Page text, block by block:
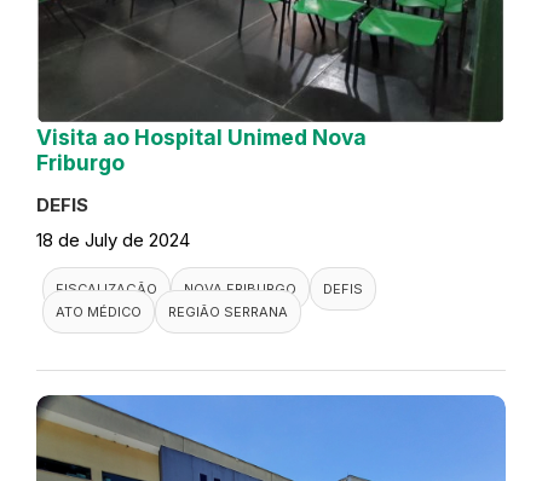
Visita ao Hospital Unimed Nova
Friburgo
DEFIS
18 de July de 2024
FISCALIZAÇÃO NOVA FRIBURGO
DEFIS
ATO MÉDICO
REGIÃO SERRANA